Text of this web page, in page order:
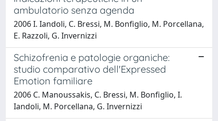
ambulatorio senza agenda
2006 I. Iandoli, C. Bressi, M. Bonfiglio, M. Porcellana,
E. Razzoli, G. Invernizzi
Schizofrenia e patologie organiche:
studio comparativo dell'Expressed
Emotion familiare
2006 C. Manoussakis, C. Bressi, M. Bonfiglio, I.
Iandoli, M. Porcellana, G. Invernizzi